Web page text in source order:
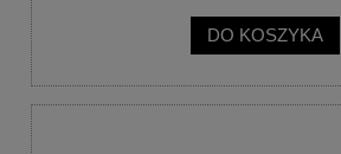
DO KOSZYKA